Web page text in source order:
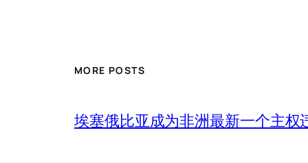
MORE POSTS
埃塞俄比亚成为非洲最新一个主权